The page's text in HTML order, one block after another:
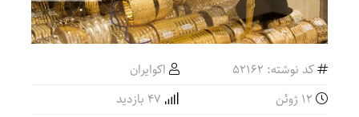
کد نوشته: 52162
اکوایران